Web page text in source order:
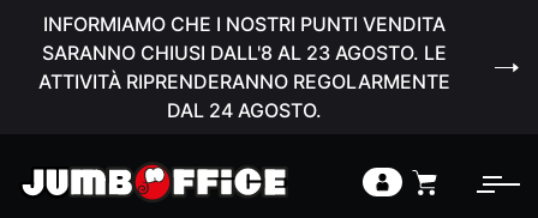
INFORMIAMO CHE I NOSTRI PUNTI VENDITA
SARANNO CHIUSI DALL'8 AL 23 AGOSTO. LE
ATTIVITÀ RIPRENDERANNO REGOLARMENTE
DAL 24 AGOSTO.